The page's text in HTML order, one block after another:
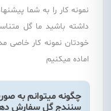
نمونه کار را به شما
داشته باشید ما گل
خودتان نمونه کار خاصی
اماده میکنیم
چگونه میتوانم به
سنندج گل سفارش